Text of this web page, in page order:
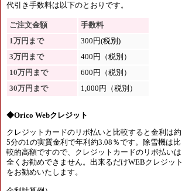
代引き手数料は以下のとおりです。
ご注文金額
手数料
1万円まで
300円(税別)
3万円まで
400円（税別）
10万円まで
600円（税別）
30万円まで
1,000円（税別）
◆Orico Webクレジット
クレジットカードのリボ払いと比較すると金利は約
5分の1の実質金利で年利約3.08％です。除雪機は比
較的高額ですので、クレジットカードのリボ払いは
全くお勧めできません。出来るだけWEBクレジット
をお勧めいたします。